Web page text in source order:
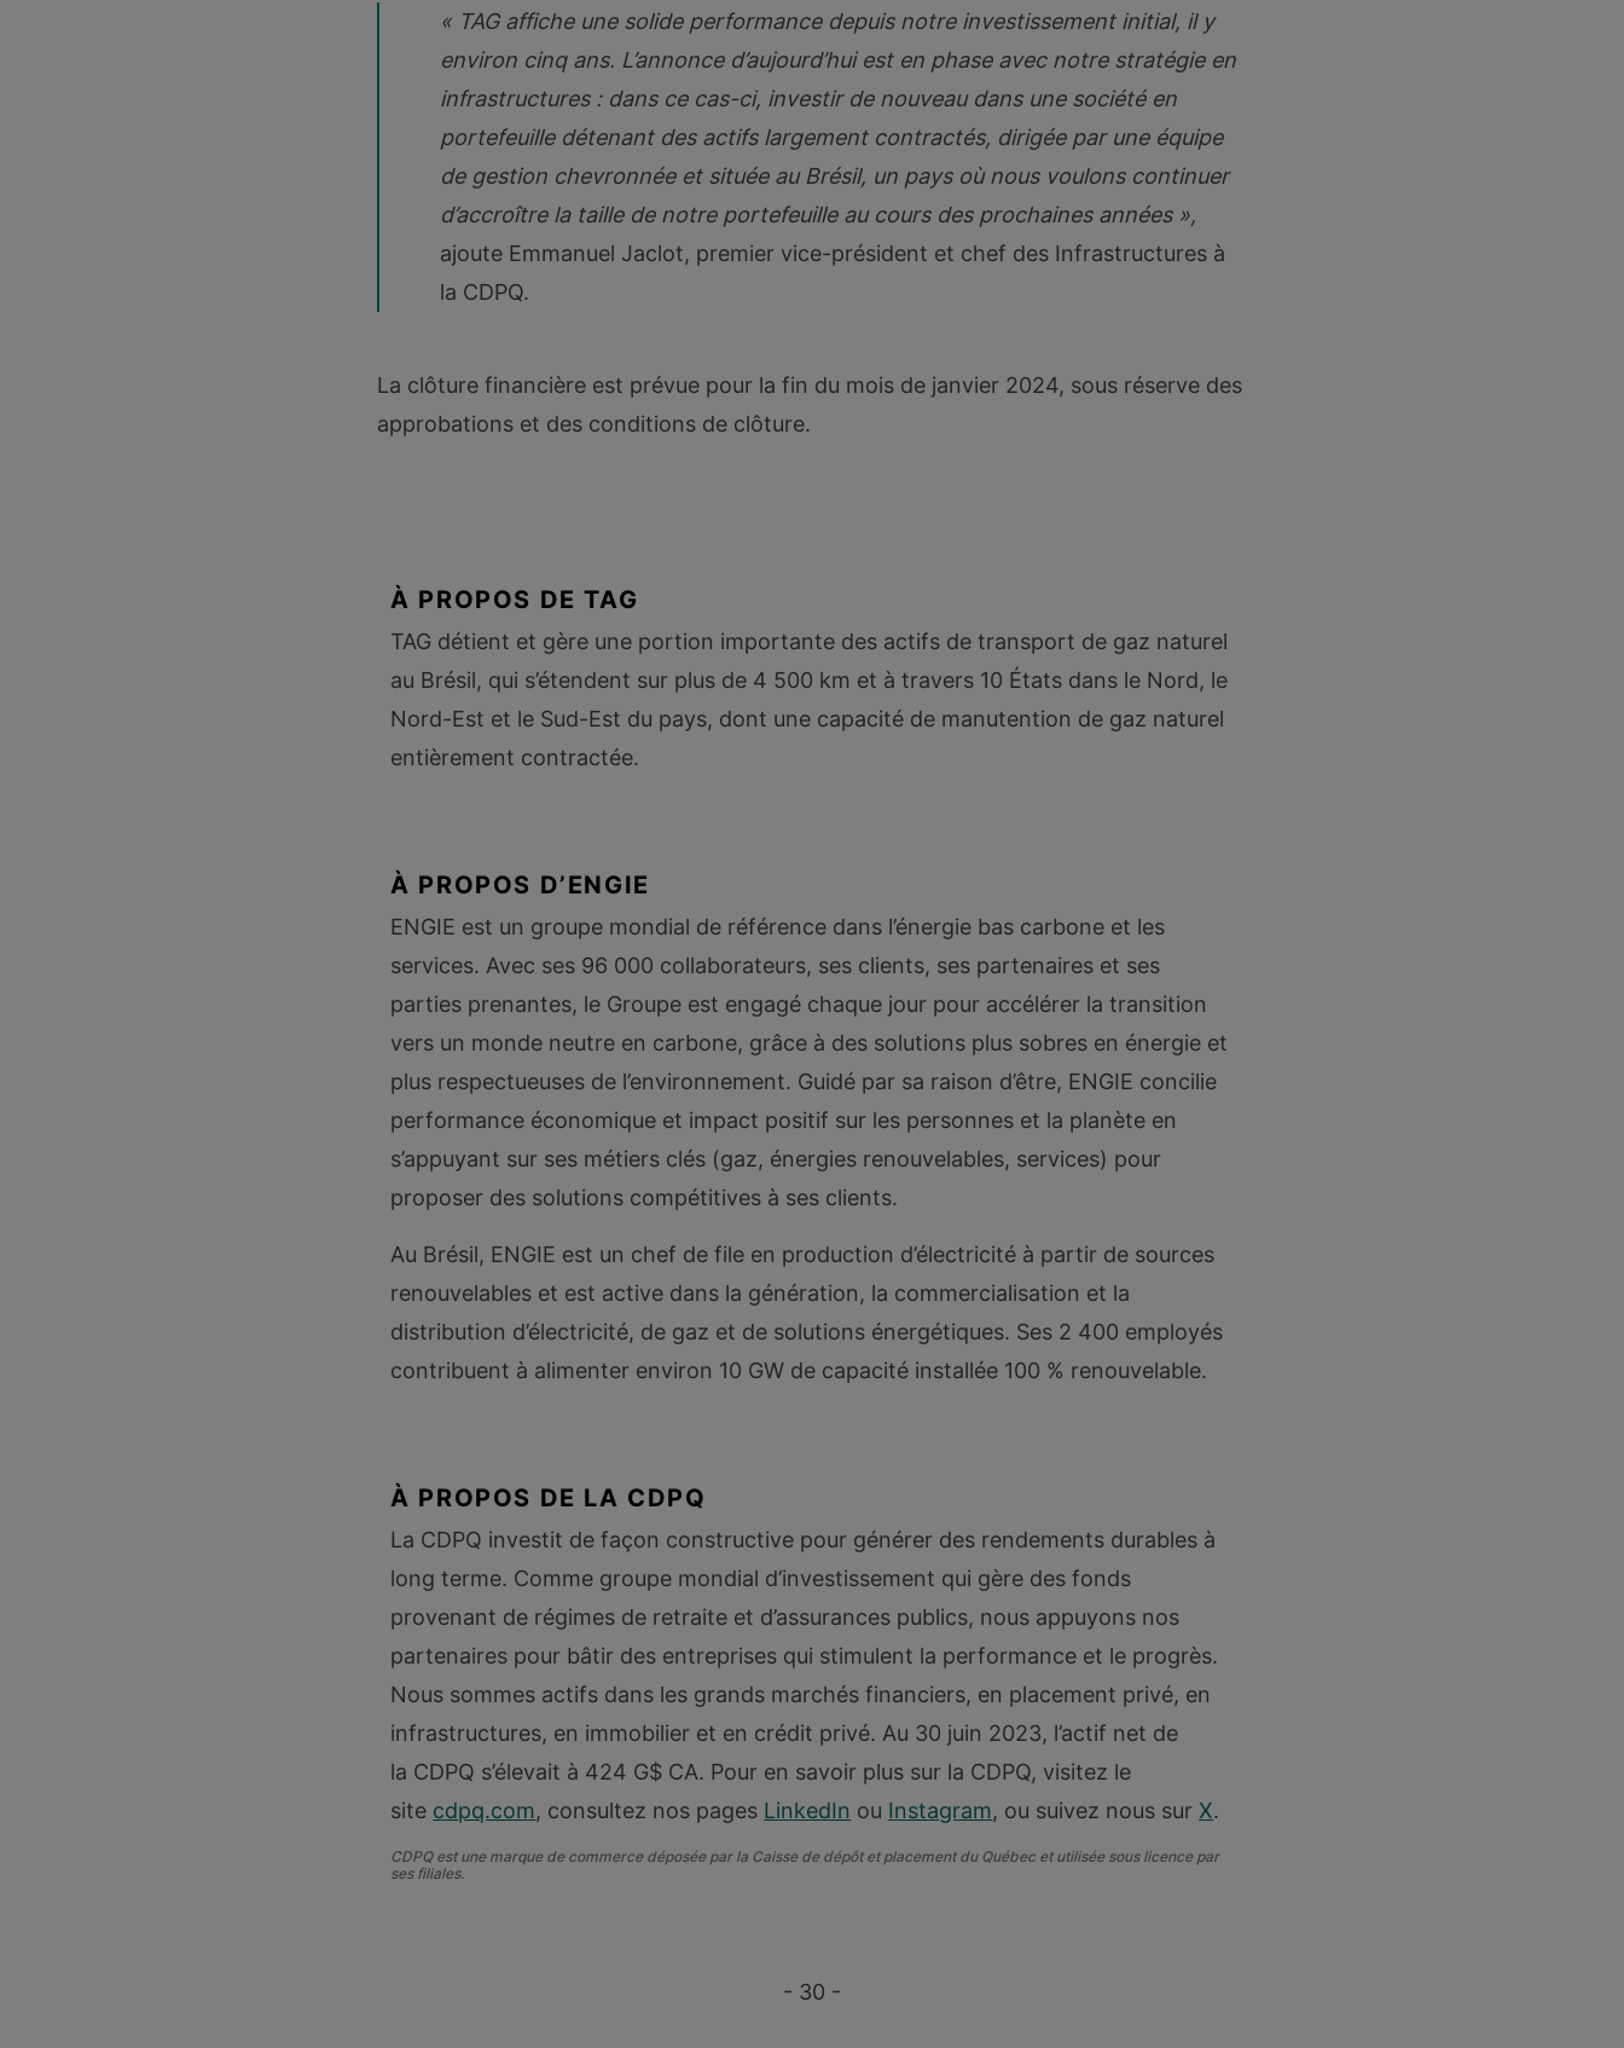
« TAG affiche une solide performance depuis notre investissement initial, il y
environ cinq ans. L’annonce d’aujourd’hui est en phase avec notre stratégie en
infrastructures : dans ce cas-ci, investir de nouveau dans une société en
portefeuille détenant des actifs largement contractés, dirigée par une équipe
de gestion chevronnée et située au Brésil, un pays où nous voulons continuer
d’accroître la taille de notre portefeuille au cours des prochaines années »,
ajoute Emmanuel Jaclot, premier vice-président et chef des Infrastructures à
la CDPQ.
La clôture financière est prévue pour la fin du mois de janvier 2024, sous réserve des
approbations et des conditions de clôture.
À PROPOS DE TAG
TAG détient et gère une portion importante des actifs de transport de gaz naturel
au Brésil, qui s’étendent sur plus de 4 500 km et à travers 10 États dans le Nord, le
Nord-Est et le Sud-Est du pays, dont une capacité de manutention de gaz naturel
entièrement contractée.
À PROPOS D’ENGIE
ENGIE est un groupe mondial de référence dans l’énergie bas carbone et les
services. Avec ses 96 000 collaborateurs, ses clients, ses partenaires et ses
parties prenantes, le Groupe est engagé chaque jour pour accélérer la transition
vers un monde neutre en carbone, grâce à des solutions plus sobres en énergie et
plus respectueuses de l’environnement. Guidé par sa raison d’être, ENGIE concilie
performance économique et impact positif sur les personnes et la planète en
s’appuyant sur ses métiers clés (gaz, énergies renouvelables, services) pour
proposer des solutions compétitives à ses clients.
Au Brésil, ENGIE est un chef de file en production d’électricité à partir de sources
renouvelables et est active dans la génération, la commercialisation et la
distribution d’électricité, de gaz et de solutions énergétiques. Ses 2 400 employés
contribuent à alimenter environ 10 GW de capacité installée 100 % renouvelable.
À PROPOS DE LA CDPQ
La CDPQ investit de façon constructive pour générer des rendements durables à
long terme. Comme groupe mondial d’investissement qui gère des fonds
provenant de régimes de retraite et d’assurances publics, nous appuyons nos
partenaires pour bâtir des entreprises qui stimulent la performance et le progrès.
Nous sommes actifs dans les grands marchés financiers, en placement privé, en
infrastructures, en immobilier et en crédit privé. Au 30 juin 2023, l’actif net de
la CDPQ s’élevait à 424 G$ CA. Pour en savoir plus sur la CDPQ, visitez le
site cdpq.com, consultez nos pages LinkedIn ou Instagram, ou suivez nous sur X.
CDPQ est une marque de commerce déposée par la Caisse de dépôt et placement du Québec et utilisée sous licence par
ses filiales.
- 30 -